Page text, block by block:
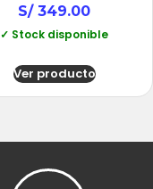
S/349.00
✓ Stock disponible
Ver producto